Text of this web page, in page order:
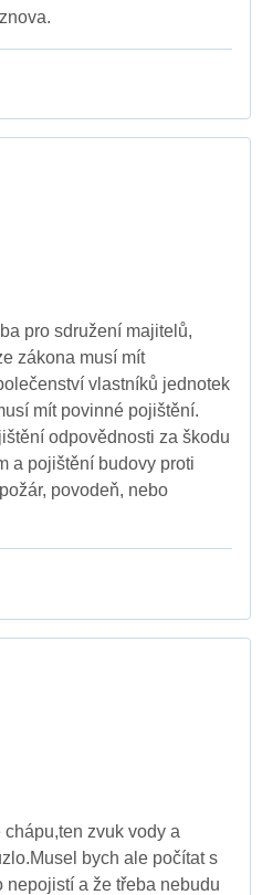
pro sdružení majitelů,
zákona musí mít
vlastníků jednotek
mít povinné pojištění.
odpovědnosti za škodu
a pojištění budovy proti
povodeň, nebo
zvuk vody a
bych ale počítat s
nepojistí a že třeba nebudu